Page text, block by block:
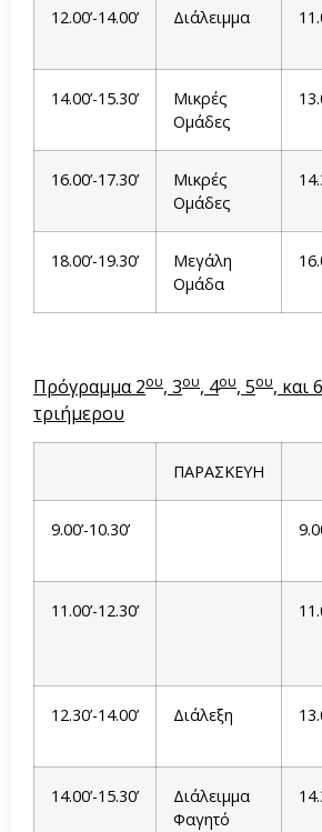
12.00’-14.00’ Διάλειμμα
14.00’-15.30’
Μικρές
Ομάδες
16.00’-17.30’
Μικρές
Ομάδες
18.00’-19.30’
Μεγάλη
Ομάδα
Πρόγραμμα 2ου, 3ου, 4ου, 5ου, και 6
τριήμερου
ΠΑΡΑΣΚΕΥΗ
9.00’-10.30’
11.00’-12.30’
12.30’-14.00’ Διάλεξη
14.00’-15.30’
Διάλειμμα
Φαγητό